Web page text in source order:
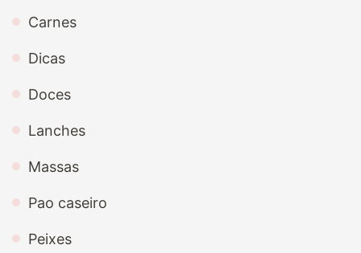
Carnes
Dicas
Doces
Lanches
Massas
Pao caseiro
Peixes